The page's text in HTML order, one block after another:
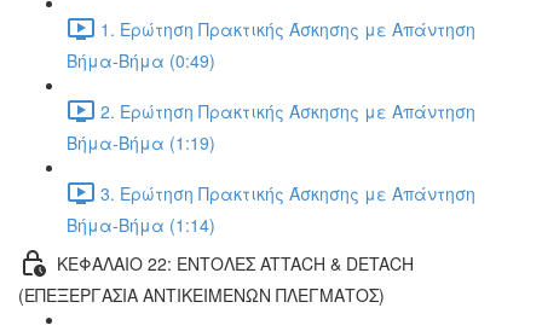
1. Ερώτηση Πρακτικής Άσκησης με Απάντηση
Βήμα-Βήμα (0:49)
2. Ερώτηση Πρακτικής Άσκησης με Απάντηση
Βήμα-Βήμα (1:19)
3. Ερώτηση Πρακτικής Άσκησης με Απάντηση
Βήμα-Βήμα (1:14)
ΚΕΦΑΛΑΙΟ 22: ΕΝΤΟΛΕΣ ATTACH & DETACH
(ΕΠΕΞΕΡΓΑΣΙΑ ΑΝΤΙΚΕΙΜΕΝΩΝ ΠΛΕΓΜΑΤΟΣ)